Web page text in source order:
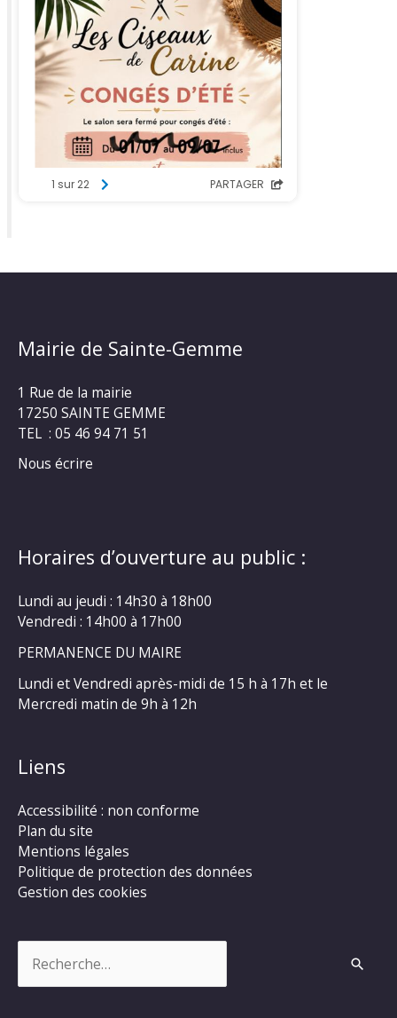
Mairie de Sainte-Gemme
1 Rue de la mairie
17250 SAINTE GEMME
TEL : 05 46 94 71 51
Nous écrire
Horaires d’ouverture au public :
Lundi au jeudi : 14h30 à 18h00
Vendredi : 14h00 à 17h00
PERMANENCE DU MAIRE
Lundi et Vendredi après-midi de 15 h à 17h et le
Mercredi matin de 9h à 12h
Liens
Accessibilité : non conforme
Plan du site
Mentions légales
Politique de protection des données
Gestion des cookies